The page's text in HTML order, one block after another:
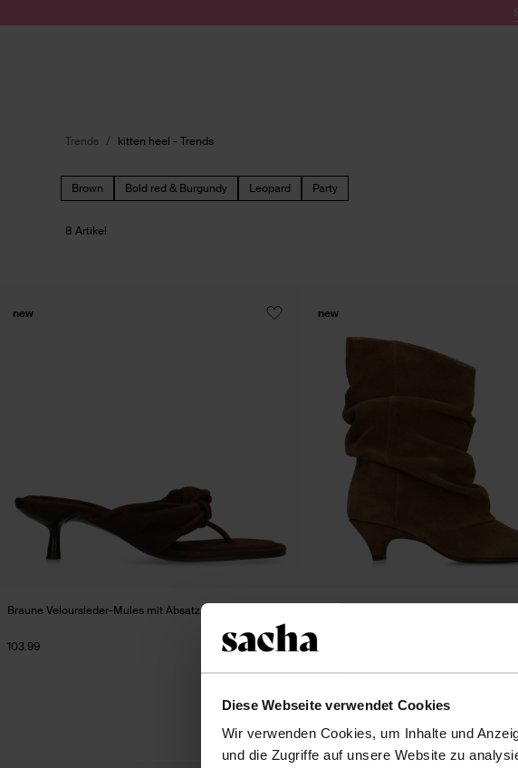
Diese Webseite verwendet Cookies
Wir verwenden Cookies, um Inhalte und
und die Zugriffe auf unsere Website zu
Trends kitten heel - Trends
Brown Bold red & Burgundy Leopard Party
8 Artikel
Braune Veloursleder-Mules mit Absatz
103.99
new new